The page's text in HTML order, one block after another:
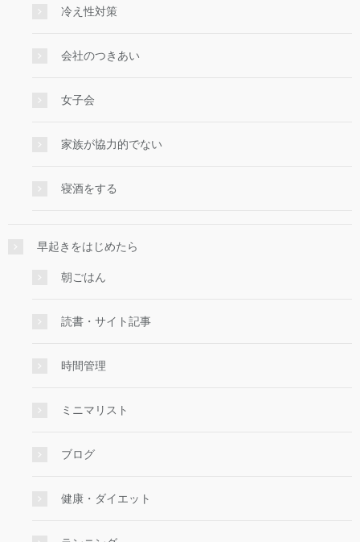
冷え性対策
会社のつきあい
女子会
家族が協力的でない
寝酒をする
早起きをはじめたら
朝ごはん
読書・サイト記事
時間管理
ミニマリスト
ブログ
健康・ダイエット